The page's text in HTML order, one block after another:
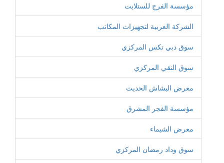
مؤسسة الفرج للستلايت
الشركة العربية لتجهيزات المكاتب
سوق دبي تكس المركزي
سوق النقي المركزي
معرض البشاش الحديث
مؤسسة الفجر المشرق
معرض الشيماء
سوق وداد رمضان المركزي